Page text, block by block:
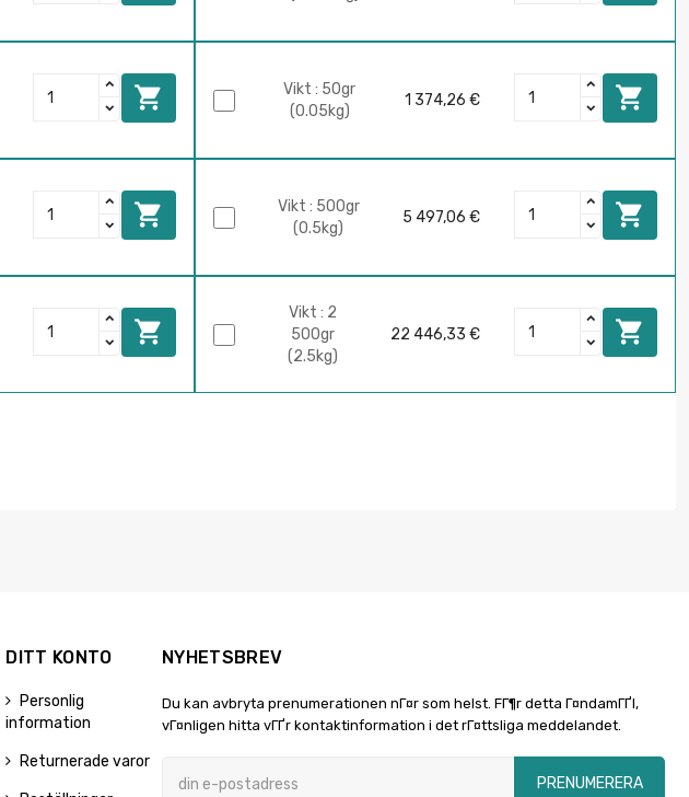

Vikt : 50gr
(0.05kg)
1 374,26 € 

Vikt : 500gr
(0.5kg)
5 497,06 € 

Vikt : 2
500gr
(2.5kg)
22 446,33 € 
DITT KONTO
Personlig
information
Returnerade varor
NYHETSBREV
Du kan avbryta prenumerationen nГ¤r som helst. FГ¶r detta Г¤ndamГҐl,
vГ¤nligen hitta vГҐr kontaktinformation i det rГ¤ttsliga meddelandet.
PRENUMERERA